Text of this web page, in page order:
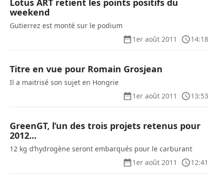
Lotus ART retient les points positifs du
weekend
Gutierrez est monté sur le podium
1er août 2011
14:18
Titre en vue pour Romain Grosjean
Il a maitrisé son sujet en Hongrie
1er août 2011
13:53
GreenGT, l’un des trois projets retenus pour
2012...
12 kg d’hydrogène seront embarqués pour le carburant
1er août 2011
12:41